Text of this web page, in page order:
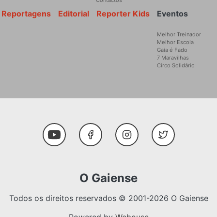
Eventos
Melhor Treinador
Melhor Escola
Gaia é Fado
7 Maravilhas
Circo Solidário
Reporter Kids
Editorial
Reportagens
Social Media
Youtube FacebookInstagramTwitter
O Gaiense
Todos os direitos reservados © 2001-2026 O Gaiense